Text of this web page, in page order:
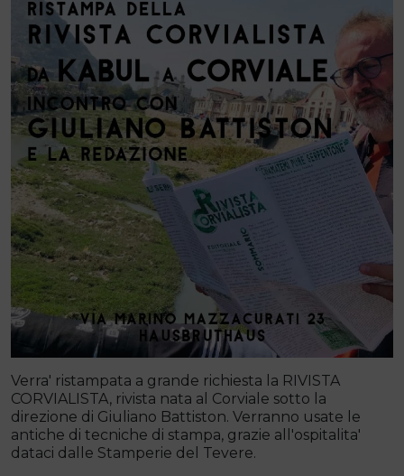
Verra' ristampata a grande richiesta la RIVISTA
CORVIALISTA, rivista nata al Corviale sotto la
direzione di Giuliano Battiston. Verranno usate le
antiche di tecniche di stampa, grazie all'ospitalita'
dataci dalle Stamperie del Tevere.